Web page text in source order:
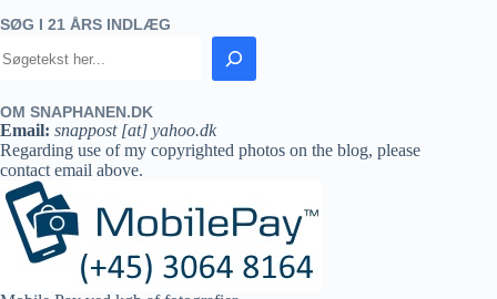
SØG I 21 ÅRS INDLÆG
OM SNAPHANEN.DK
Email: snappost [at] yahoo.dk
Regarding use of my copyrighted photos on the blog, please
contact email above.